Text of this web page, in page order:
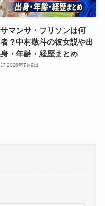
サマンサ・フリソンは何
者？中村敬斗の彼女説や出
身・年齢・経歴まとめ
2026年7月9日